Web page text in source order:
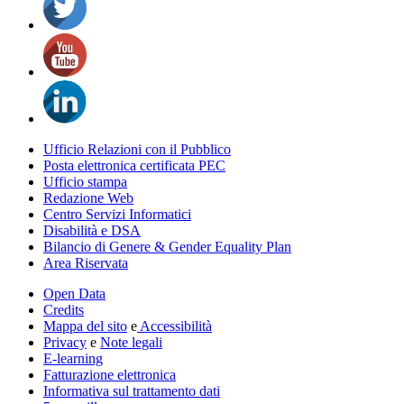
Ufficio Relazioni con il Pubblico
Posta elettronica certificata PEC
Ufficio stampa
Redazione Web
Centro Servizi Informatici
Disabilità e DSA
Bilancio di Genere & Gender Equality Plan
Area Riservata
Open Data
Credits
Mappa del sito e Accessibilità
Privacy e Note legali
E-learning
Fatturazione elettronica
Informativa sul trattamento dati